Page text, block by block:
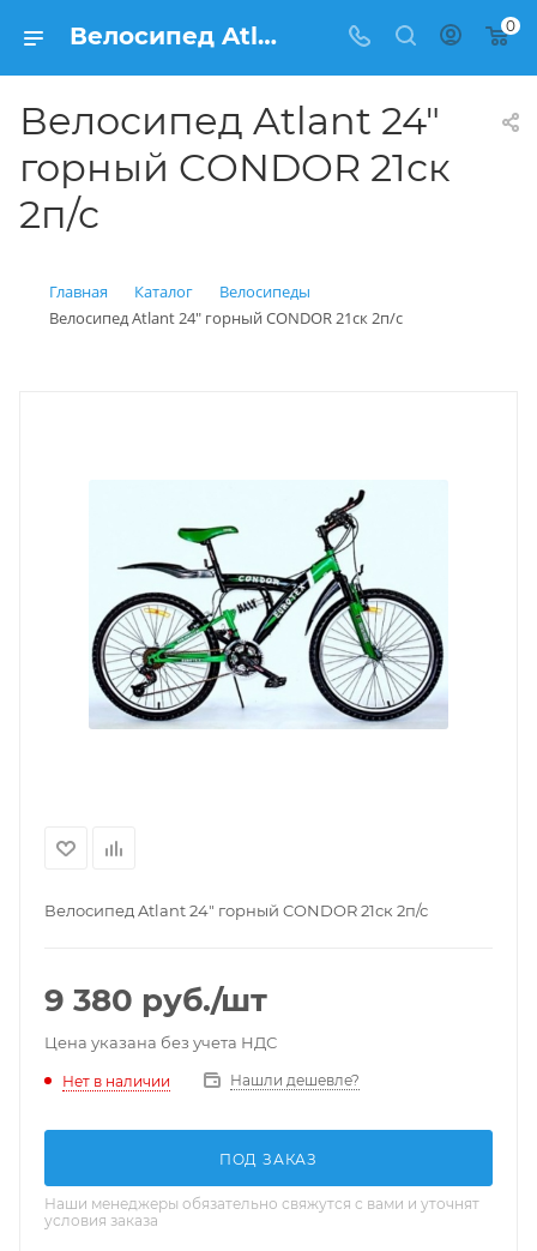
Велосипед Atlant 24" горный CONDOR 21ск 2п/с купить: цена 9 380 рублей в Балашихе | Интернет магазин Вело150 0
Велосипед Atlant 24"
горный CONDOR 21ск
2п/с
Главная Каталог
Велосипеды
Велосипед Atlant 24" горный CONDOR 21ск 2п/с
Велосипед Atlant 24" горный CONDOR 21ск 2п/с
9 380 руб./шт
Цена указана без учета НДС
Нет в наличии Нашли дешевле?
ПОД ЗАКАЗ
Наши менеджеры обязательно свяжутся с вами и уточнят
условия заказа